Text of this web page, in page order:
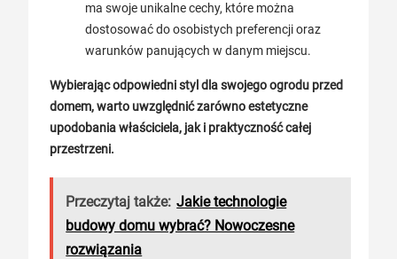
ma swoje unikalne cechy, które można
dostosować do osobistych preferencji oraz
warunków panujących w danym miejscu.
Wybierając odpowiedni styl dla swojego ogrodu przed
domem, warto uwzględnić zarówno estetyczne
upodobania właściciela, jak i praktyczność całej
przestrzeni.
Przeczytaj także: Jakie technologie
budowy domu wybrać? Nowoczesne
rozwiązania